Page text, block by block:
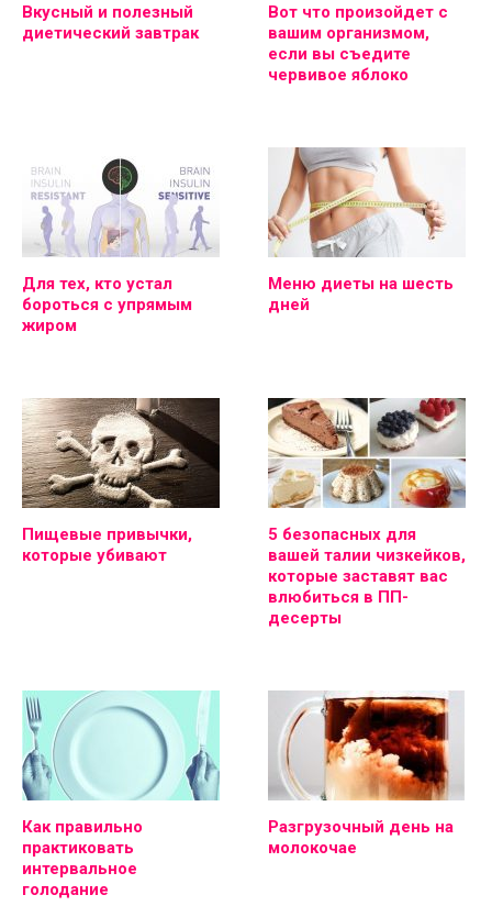
Вкусный и полезный
диетический завтрак
Вот что произойдет с
вашим организмом,
если вы съедите
червивое яблоко
Для тех, кто устал
бороться с упрямым
жиром
Меню диеты на шесть
дней
Пищевые привычки,
которые убивают
5 безопасных для
вашей талии чизкейков,
которые заставят вас
влюбиться в ПП-
десерты
Как правильно
практиковать
интервальное
голодание
Разгрузочный день на
молокочае